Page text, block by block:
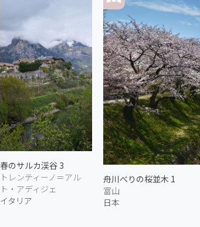
春のサルカ渓谷 3
トレンティーノ＝アル
ト・アディジェ
イタリア
舟川べりの桜並木 1
富山
日本